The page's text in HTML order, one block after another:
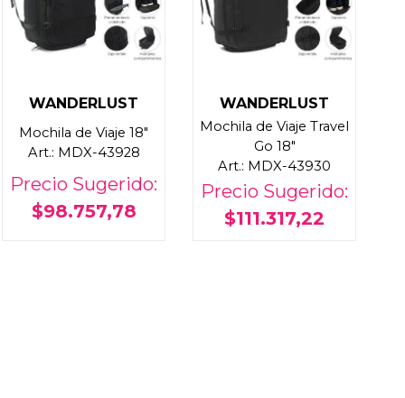
WANDERLUST
Mochila de Viaje 18"
Art.: MDX-43928
Precio Sugerido:
$98.757,78
WANDERLUST
Mochila de Viaje Travel
Go 18"
Art.: MDX-43930
Precio Sugerido:
$111.317,22